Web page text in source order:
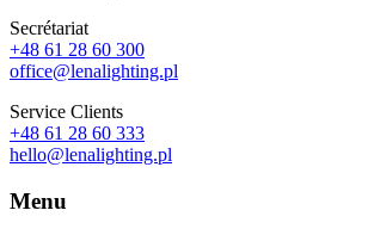
Secrétariat
+48 61 28 60 300
office@lenalighting.pl
Service Clients
+48 61 28 60 333
hello@lenalighting.pl
Menu